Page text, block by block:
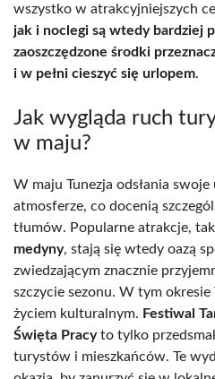
wszystko w atrakcyjniejszych
jak i noclegi są wtedy bardziej
zaoszczędzone środki
i w pełni cieszyć się urlopem.
Jak wygląda ruch
w maju?
W maju Tunezja odsłania
atmosferze, co docenią
tłumów. Popularne atrakcje,
medyny, stają się wtedy oazą
zwiedzającym znacznie
szczycie sezonu. W tym
życiem kulturalnym. Festiwal
Święta Pracyto tylko
turystów i mieszkańców. Te